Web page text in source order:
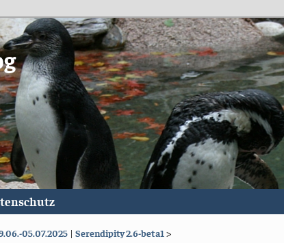
05.07.2025 | Serendipity 2.6-beta1 >